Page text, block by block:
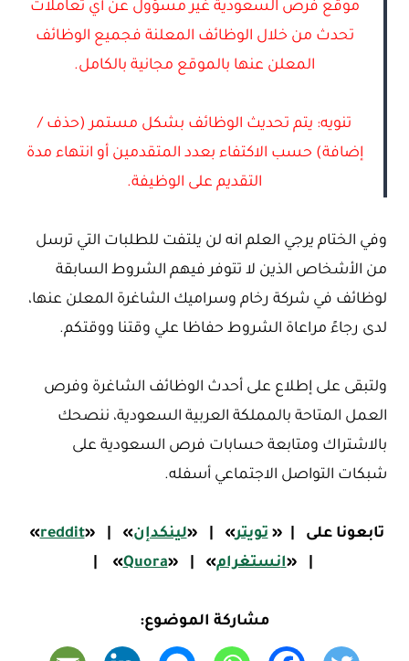
موقع فرص السعودية غير مسؤول عن أي تعاملات
تحدث من خلال الوظائف المعلنة فجميع الوظائف
المعلن عنها بالموقع مجانية بالكامل.
تنويه: يتم تحديث الوظائف بشكل مستمر (حذف /
إضافة) حسب الاكتفاء بعدد المتقدمين أو انتهاء مدة
التقديم على الوظيفة.
وفي الختام يرجي العلم انه لن يلتفت للطلبات التي ترسل
من الأشخاص الذين لا تتوفر فيهم الشروط السابقة
لوظائف في شركة رخام وسراميك الشاغرة المعلن عنها،
لدى رجاءً مراعاة الشروط حفاظا علي وقتنا ووقتكم.
ولتبقى على إطلاع على أحدث الوظائف الشاغرة وفرص
العمل المتاحة بالمملكة العربية السعودية، ننصحك
بالاشتراك ومتابعة حسابات فرص السعودية على
شبكات التواصل الاجتماعي أسفله.
تابعونا على « تويتر»
«لينكدإن»
«
reddit
»
«انستغرام»
«
Quora
»
مشاركة الموضوع: